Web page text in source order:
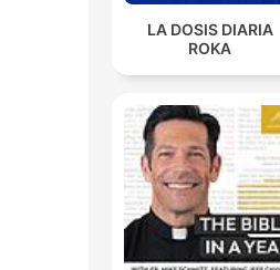
LA DOSIS DIARIA
ROKA